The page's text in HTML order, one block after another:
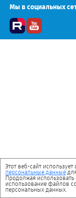
Мы в социальных
Этот веб-сайт
персональные данные
Продолжая использовать
использование файлов
персональных данных.